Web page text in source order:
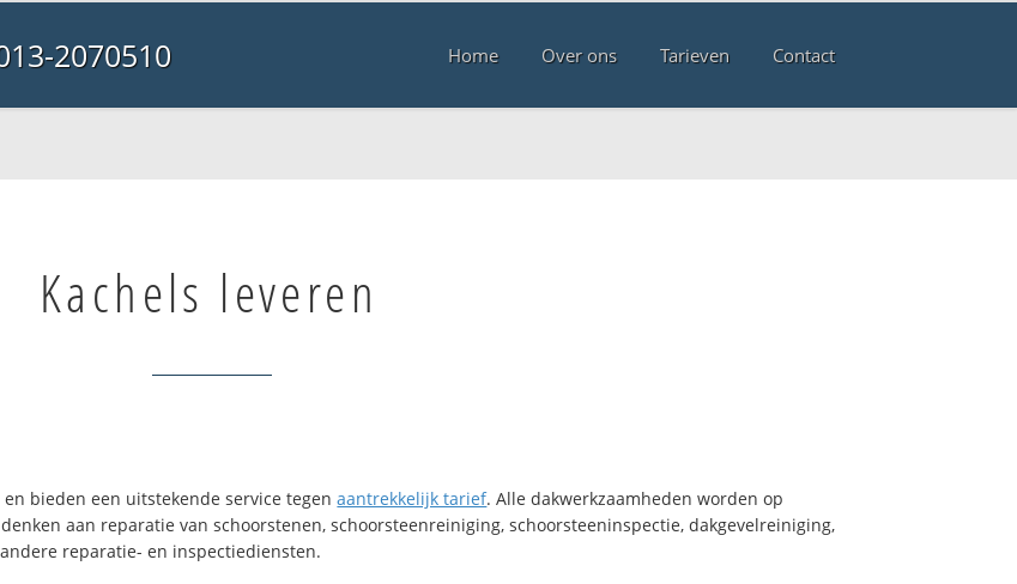
2070510 Home Over ons Tarieven Contact
Kachels leveren
bieden een uitstekende service tegenaantrekkelijk tarief. Alle dakwerkzaamheden worden op
aan reparatie van schoorstenen, schoorsteenreiniging, schoorsteeninspectie, dakgevelreiniging,
reparatie- en inspectiediensten.